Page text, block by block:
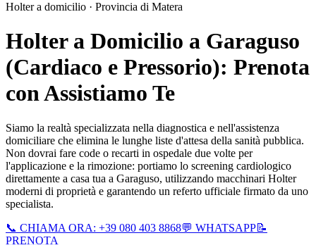
Holter a domicilio · Provincia di Matera
Holter a Domicilio a Garaguso
(Cardiaco e Pressorio): Prenota
con Assistiamo Te
Siamo la realtà specializzata nella diagnostica e nell'assistenza
domiciliare che elimina le lunghe liste d'attesa della sanità pubblica.
Non dovrai fare code o recarti in ospedale due volte per
l'applicazione e la rimozione: portiamo lo screening cardiologico
direttamente a casa tua a Garaguso, utilizzando macchinari Holter
moderni di proprietà e garantendo un referto ufficiale firmato da uno
specialista.
📞 CHIAMA ORA: +39 080 403 8868💬 WHATSAPP📝
PRENOTA